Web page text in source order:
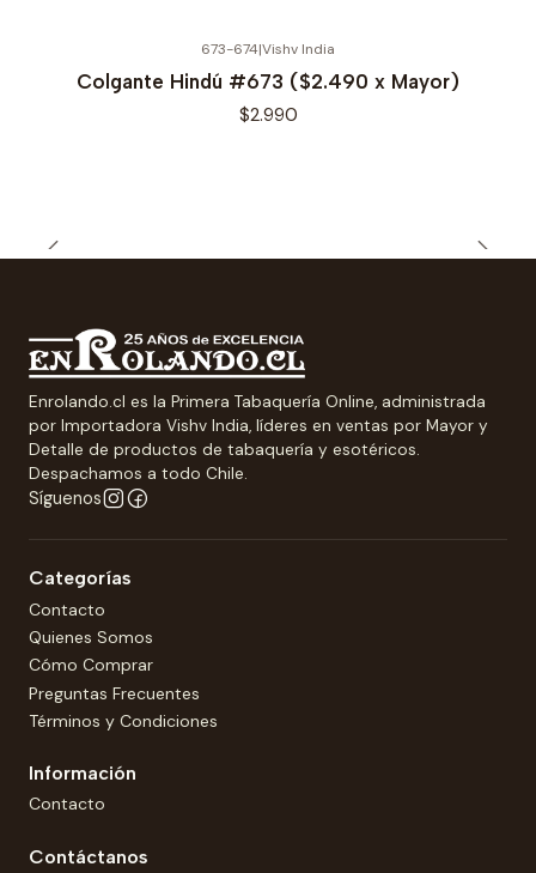
673-674|Vishv India
Colgante Hindú #673 ($2.490 x Mayor)
$2.990
Enrolando.cl es la Primera Tabaquería Online, administrada
por Importadora Vishv India, líderes en ventas por Mayor y
Detalle de productos de tabaquería y esotéricos.
Despachamos a todo Chile.
Síguenos
Categorías
Contacto
Quienes Somos
Cómo Comprar
Preguntas Frecuentes
Términos y Condiciones
Información
Contacto
Contáctanos